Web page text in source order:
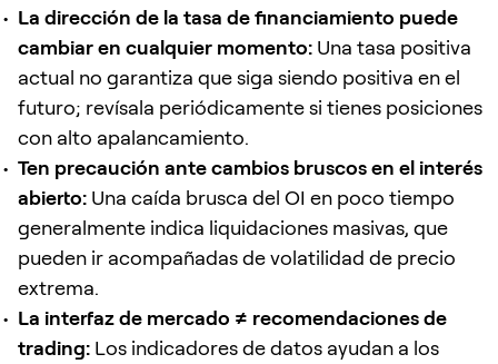
La dirección de la tasa de financiamiento puede
cambiar en cualquier momento: Una tasa positiva
actual no garantiza que siga siendo positiva en el
futuro; revísala periódicamente si tienes posiciones
con alto apalancamiento.
Ten precaución ante cambios bruscos en el interés
abierto: Una caída brusca del OI en poco tiempo
generalmente indica liquidaciones masivas, que
pueden ir acompañadas de volatilidad de precio
extrema.
La interfaz de mercado ≠ recomendaciones de
trading: Los indicadores de datos ayudan a los